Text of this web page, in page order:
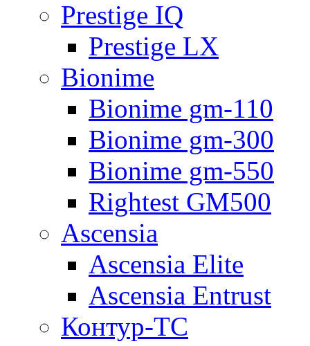
Prestige IQ
Prestige LX
Bionime
Bionime gm-110
Bionime gm-300
Bionime gm-550
Rightest GM500
Ascensia
Ascensia Elite
Ascensia Entrust
Контур-ТС